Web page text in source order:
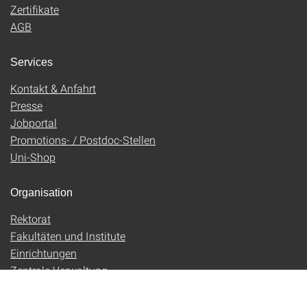
Zertifikate
AGB
Services
Kontakt & Anfahrt
Presse
Jobportal
Promotions- / Postdoc-Stellen
Uni-Shop
Organisation
Rektorat
Fakultäten und Institute
Einrichtungen
Zentrale Verwaltung